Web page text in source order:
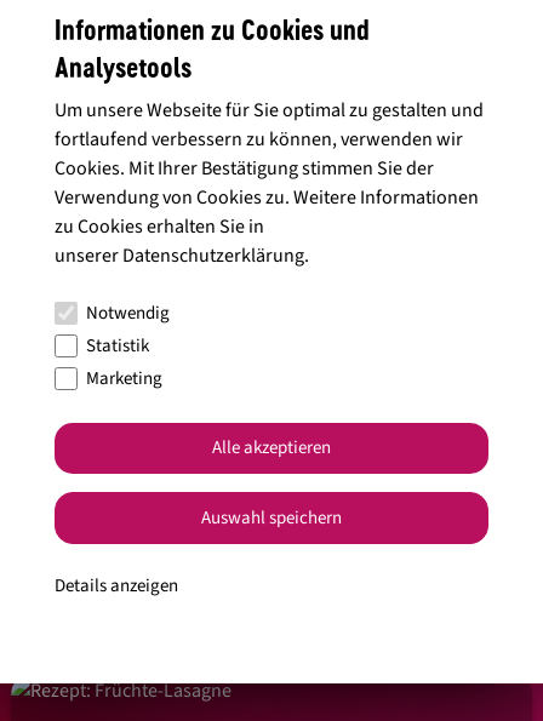
Rezept: Schweinemedaillons mit Apfel
21.03.2024
Rezept: Flammkuchen mit Äpfel und Nüssen
26.02.2024
Rezept: Red Thai Curry
Informationen zu Cookies und
Analysetools
Um unsere Webseite für Sie optimal zu gestalten und
fortlaufend verbessern zu können, verwenden wir
Cookies. Mit Ihrer Bestätigung stimmen Sie der
Verwendung von Cookies zu. Weitere Informationen
zu Cookies erhalten Sie in
unsererDatenschutzerklärung.
Notwendig
Statistik
Marketing
Details anzeigen
Auswahl speichern
Alle akzeptieren